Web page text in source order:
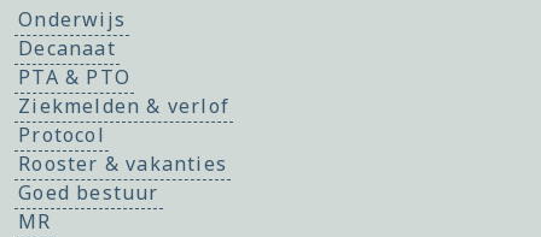
Onderwijs
Decanaat
PTA & PTO
Ziekmelden & verlof
Protocol
Rooster & vakanties
Goed bestuur
MR